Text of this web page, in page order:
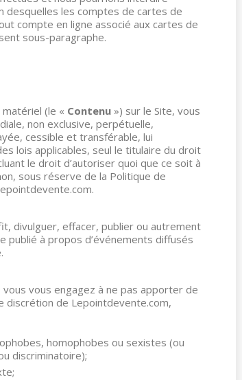
desquelles les comptes de cartes de
compte en ligne associé aux cartes de
sous-paragraphe.
(le « Contenu ») sur le Site, vous
non exclusive, perpétuelle,
cessible et transférable, lui
lois applicables, seul le titulaire du droit
le droit d’autoriser quoi que ce soit à
sous réserve de la Politique de
divulguer, effacer, publier ou autrement
publié à propos d’événements diffusés
vous engagez à ne pas apporter de
discrétion de Lepointdevente.com,
homophobes ou sexistes (ou
discriminatoire);